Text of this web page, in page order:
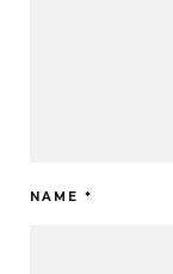
NAME *